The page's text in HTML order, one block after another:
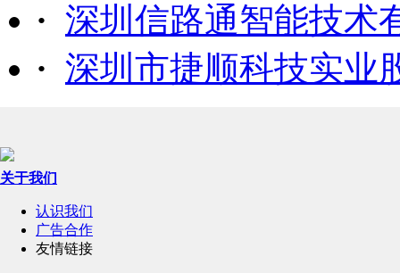
· 深圳信路通智能技术
· 深圳市捷顺科技实业
关于我们
认识我们
广告合作
友情链接